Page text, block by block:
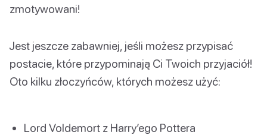
zmotywowani!
Jest jeszcze zabawniej, jeśli możesz przypisać
postacie, które przypominają Ci Twoich przyjaciół!
Oto kilku złoczyńców, których możesz użyć:
Lord Voldemort z Harry’ego Pottera